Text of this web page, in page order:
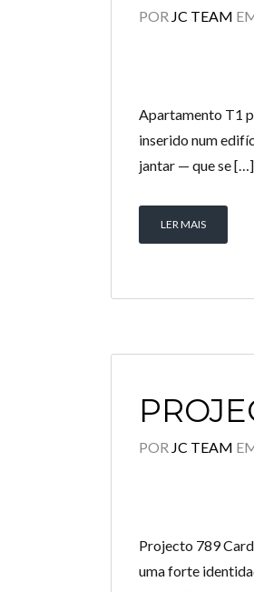
POR JC TEAM
Apartamento T1
inserido num
jantar — que se […]
LER MAIS
POR JC TEAM
Projecto 789
uma forte